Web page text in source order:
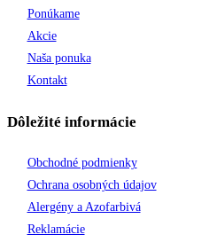
Ponúkame
Akcie
Naša ponuka
Kontakt
Dôležité informácie
Obchodné podmienky
Ochrana osobných údajov
Alergény a Azofarbivá
Reklamácie